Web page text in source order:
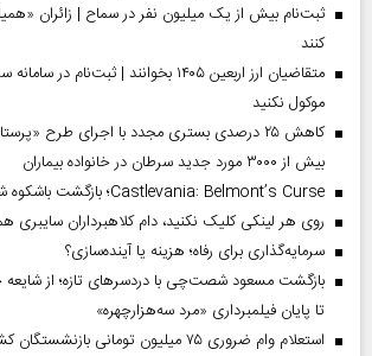
ثبت‌نام بیش از یک میلیون نفر در سماح | زائران
کنند
متقاضیان ارز اربعین ۱۴۰۵ بخوانند |
موکول نکنید
کاهش ۲۵ درصدی بستری مجدد با اجرای طرح
بیش از ۳۰۰۰ مورد جدید سرطان در خانواده بیماران
Castlevania: Belmont’s Curse؛ بازگشت باشکوه شکارچیان خون‌آشام
روی هر لینکی کلیک نکنید، دام کلاهبرداران
سرمایه‌گذاری برای رفاه؛ هزینه یا آینده‌سازی؟
بازگشت مسعود شصت‌چی با دردسر‌های تازه؛ از شایعه
تا پایان فیلمبرداری «مرد سه‌هزارچهره»
استعلام وام ضروری ۷۵ میلیون تومانی